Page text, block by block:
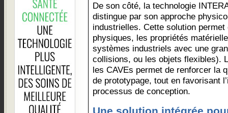
De son côté, la technologie
distingue par son approche
industrielles. Cette solution
physiques, les propriétés
systèmes industriels avec une
collisions, ou les objets flexibles).
les CAVEs permet de renforcer la
de prototypage, tout en favorisant
processus de conception.